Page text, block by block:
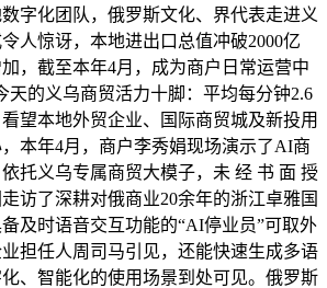
字化团队，俄罗斯文化、界代表走进义
人惊讶，本地进出口总值冲破2000亿
，截至本年4月，成为商户日常运营中
天的义乌商贸活力十脚：平均每分钟2.6
望本地外贸企业、国际商贸城及新投用
本年4月，商户李秀娟现场演示了AI商
托义乌专属商贸大模子，未 经 书 面 授
访了深耕对俄商业20余年的浙江卓雅国
及时语音交互功能的“AI停业员”可取外
担任人周司马引见，还能快速生成多语
、智能化的使用场景到处可见。俄罗斯